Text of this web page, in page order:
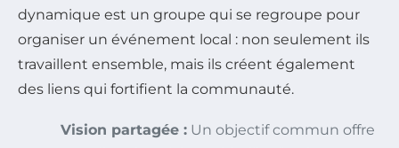
dynamique est un groupe qui se regroupe pour
organiser un événement local : non seulement ils
travaillent ensemble, mais ils créent également
des liens qui fortifient la communauté.
Vision partagée : Un objectif commun offre